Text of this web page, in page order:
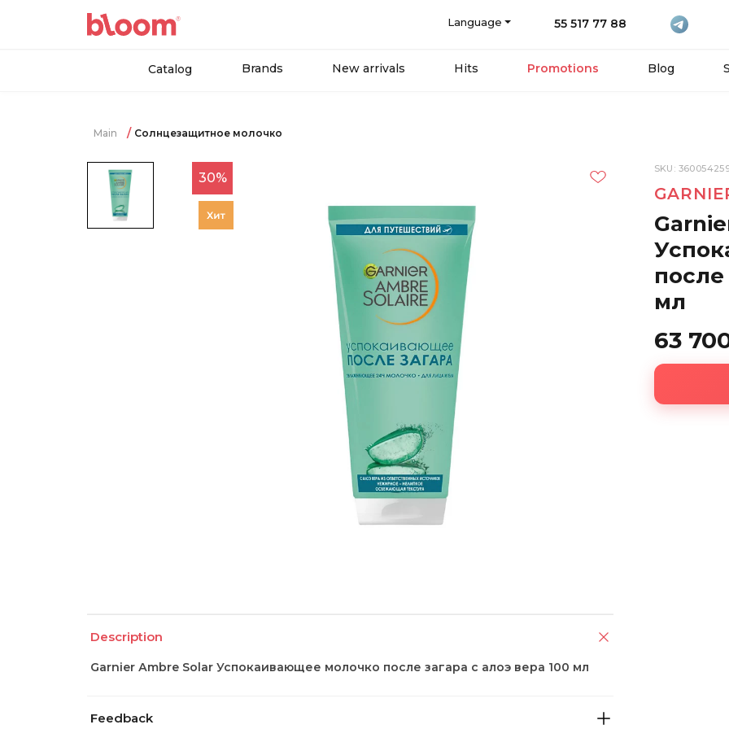
Language 55 517 77 88
Catalog Brands New arrivals Hits Promotions Blog
Main Солнцезащитное молочко
30%
Description
Garnier Аmbre Solar Успокаивающее молочко после загара с алоэ вера 100 мл
Feedback
SKU:
после
мл
63